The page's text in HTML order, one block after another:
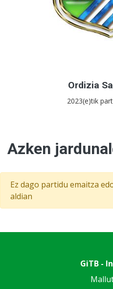
Ordizia
2023(e)tik
Azken
Ez dago partidu emaitza
aldian
GiTB -